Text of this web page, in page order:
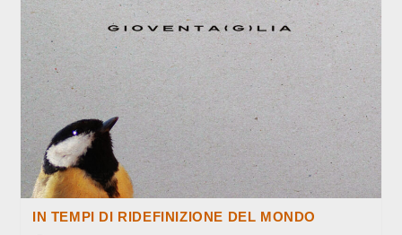
IN TEMPI DI RIDEFINIZIONE DEL MONDO